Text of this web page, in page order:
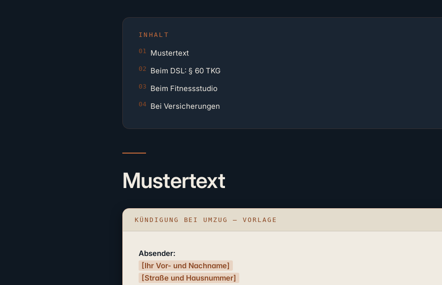
INHALT
Mustertext
Beim DSL: § 60 TKG
Beim Fitnessstudio
Bei Versicherungen
Mustertext
KÜNDIGUNG BEI UMZUG – VORLAGE
Absender:
[Ihr Vor- und Nachname]
[Straße und Hausnummer]